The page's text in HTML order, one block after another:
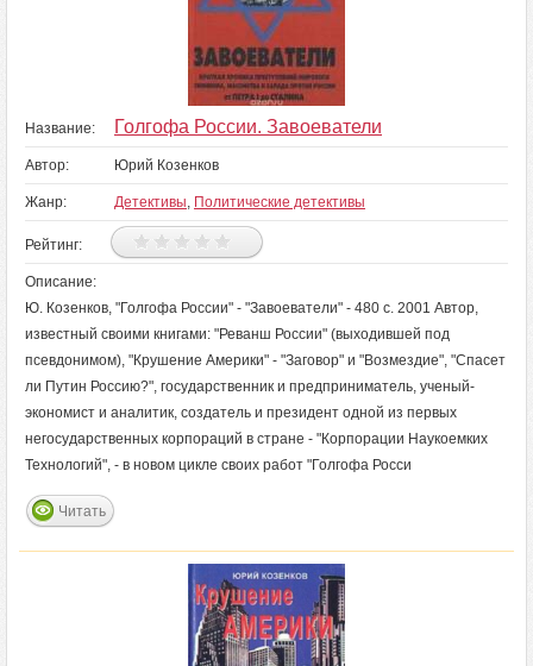
Название: Голгофа России. Завоеватели
Автор: Юрий Козенков
Жанр: Детективы, Политические детективы
Рейтинг:
Описание:
Ю. Козенков, "Голгофа России" - "Завоеватели" - 480 с. 2001 Автор,
известный своими книгами: "Реванш России" (выходившей под
псевдонимом), "Крушение Америки" - "Заговор" и "Возмездие", "Спасет
ли Путин Россию?", государственник и предприниматель, ученый-
экономист и аналитик, создатель и президент одной из первых
негосударственных корпораций в стране - "Корпорации Наукоемких
Технологий", - в новом цикле своих работ "Голгофа Росси
Читать